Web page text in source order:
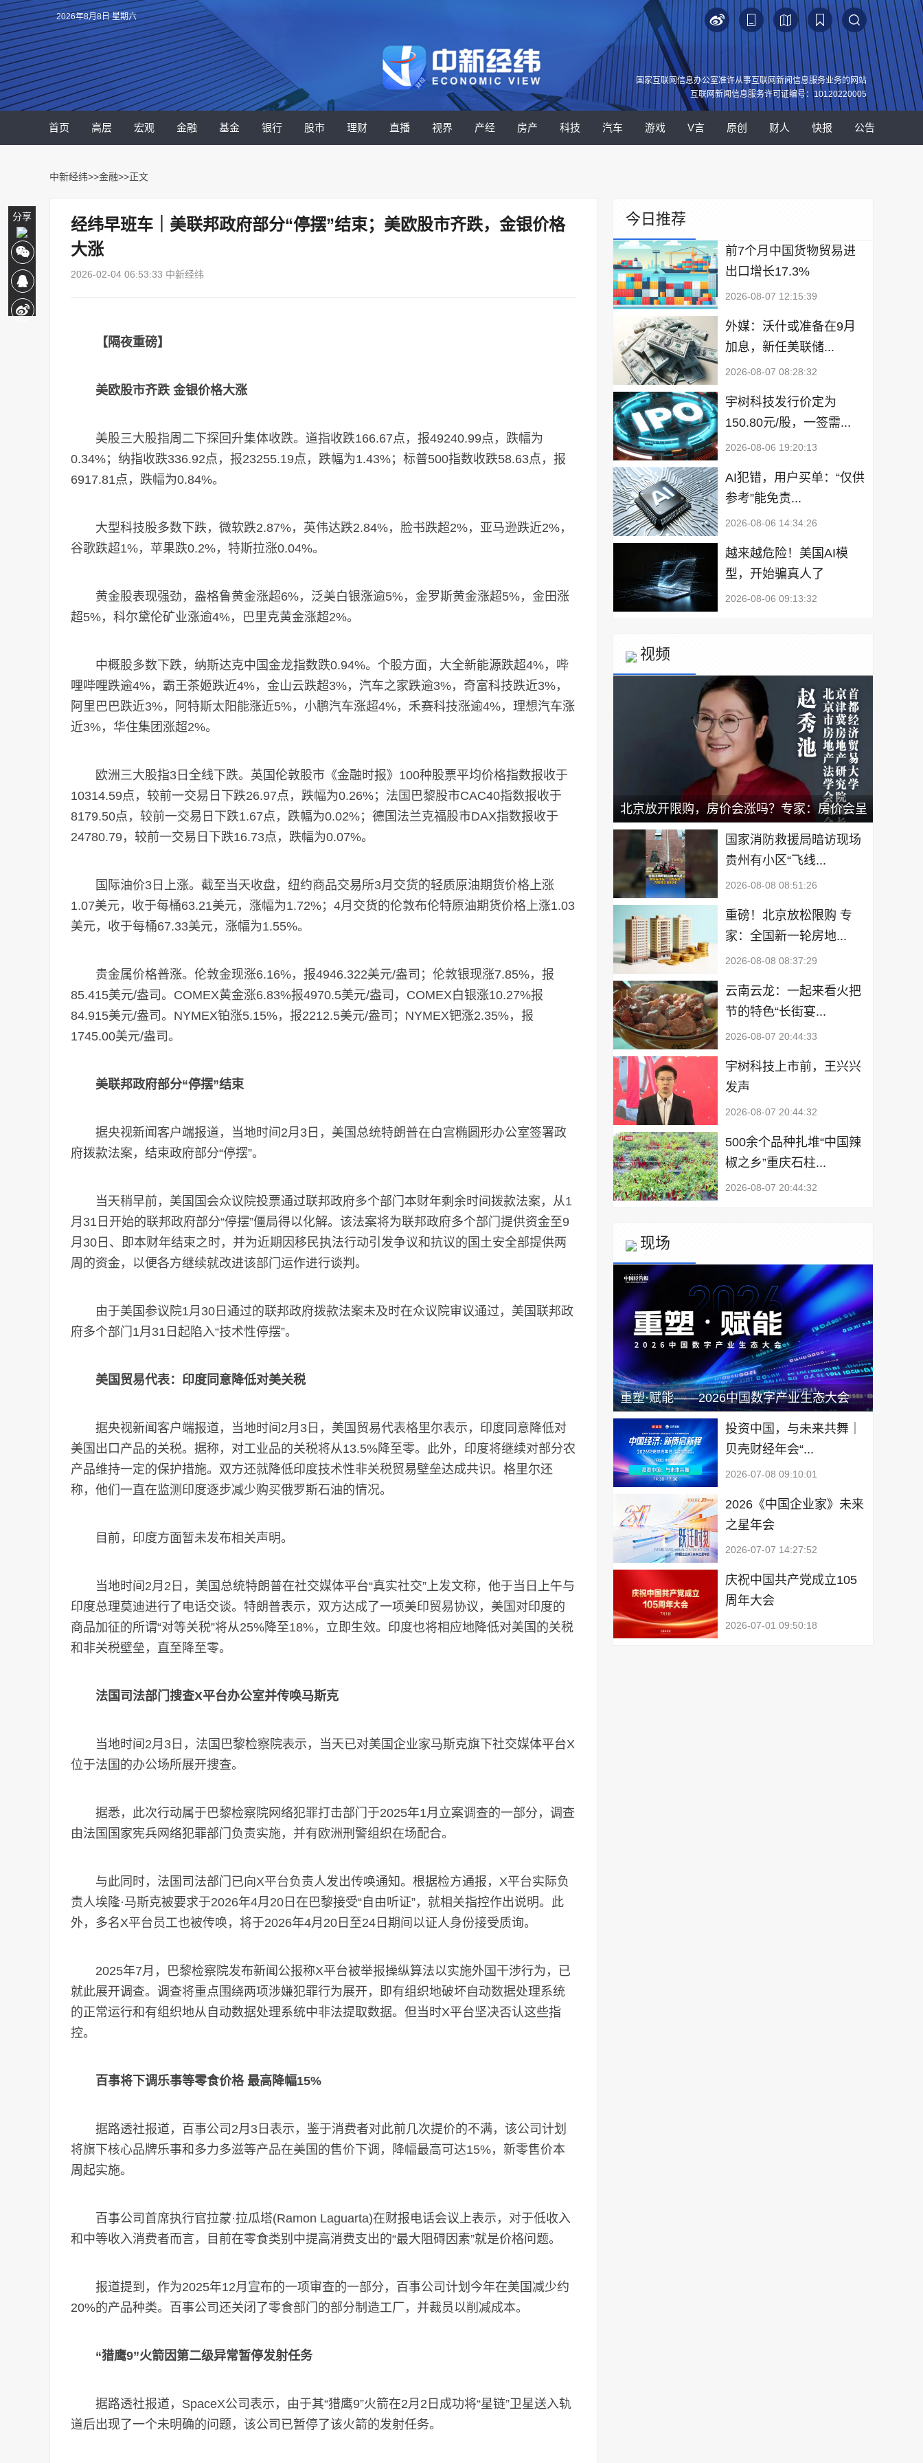
分享
2026年8月8日 星期六
国家互联网信息办公室准许从事互联网新闻信息服务业务的网站
互联网新闻信息服务许可证编号：10120220005
首页 高层 宏观 金融 基金 银行 股市 理财 直播 视界 产经 房产 科技 汽车 游戏 V言 原创 财人 快报 公告
中新经纬>>金融>>正文
经纬早班车｜美联邦政府部分“停摆”结束；美欧股市齐跌，金银价格
大涨
2026-02-04 06:53:33 中新经纬
【隔夜重磅】
美欧股市齐跌 金银价格大涨
美股三大股指周二下探回升集体收跌。道指收跌166.67点，报49240.99点，跌幅为
0.34%；纳指收跌336.92点，报23255.19点，跌幅为1.43%；标普500指数收跌58.63点，报
6917.81点，跌幅为0.84%。
大型科技股多数下跌，微软跌2.87%，英伟达跌2.84%，脸书跌超2%，亚马逊跌近2%，
谷歌跌超1%，苹果跌0.2%，特斯拉涨0.04%。
黄金股表现强劲，盎格鲁黄金涨超6%，泛美白银涨逾5%，金罗斯黄金涨超5%，金田涨
超5%，科尔黛伦矿业涨逾4%，巴里克黄金涨超2%。
中概股多数下跌，纳斯达克中国金龙指数跌0.94%。个股方面，大全新能源跌超4%，哔
哩哔哩跌逾4%，霸王茶姬跌近4%，金山云跌超3%，汽车之家跌逾3%，奇富科技跌近3%，
阿里巴巴跌近3%，阿特斯太阳能涨近5%，小鹏汽车涨超4%，禾赛科技涨逾4%，理想汽车涨
近3%，华住集团涨超2%。
欧洲三大股指3日全线下跌。英国伦敦股市《金融时报》100种股票平均价格指数报收于
10314.59点，较前一交易日下跌26.97点，跌幅为0.26%；法国巴黎股市CAC40指数报收于
8179.50点，较前一交易日下跌1.67点，跌幅为0.02%；德国法兰克福股市DAX指数报收于
24780.79，较前一交易日下跌16.73点，跌幅为0.07%。
国际油价3日上涨。截至当天收盘，纽约商品交易所3月交货的轻质原油期货价格上涨
1.07美元，收于每桶63.21美元，涨幅为1.72%；4月交货的伦敦布伦特原油期货价格上涨1.03
美元，收于每桶67.33美元，涨幅为1.55%。
贵金属价格普涨。伦敦金现涨6.16%，报4946.322美元/盎司；伦敦银现涨7.85%，报
85.415美元/盎司。COMEX黄金涨6.83%报4970.5美元/盎司，COMEX白银涨10.27%报
84.915美元/盎司。NYMEX铂涨5.15%，报2212.5美元/盎司；NYMEX钯涨2.35%，报
1745.00美元/盎司。
美联邦政府部分“停摆”结束
据央视新闻客户端报道，当地时间2月3日，美国总统特朗普在白宫椭圆形办公室签署政
府拨款法案，结束政府部分“停摆”。
当天稍早前，美国国会众议院投票通过联邦政府多个部门本财年剩余时间拨款法案，从1
月31日开始的联邦政府部分“停摆”僵局得以化解。该法案将为联邦政府多个部门提供资金至9
月30日、即本财年结束之时，并为近期因移民执法行动引发争议和抗议的国土安全部提供两
周的资金，以便各方继续就改进该部门运作进行谈判。
由于美国参议院1月30日通过的联邦政府拨款法案未及时在众议院审议通过，美国联邦政
府多个部门1月31日起陷入“技术性停摆”。
美国贸易代表：印度同意降低对美关税
据央视新闻客户端报道，当地时间2月3日，美国贸易代表格里尔表示，印度同意降低对
美国出口产品的关税。据称，对工业品的关税将从13.5%降至零。此外，印度将继续对部分农
产品维持一定的保护措施。双方还就降低印度技术性非关税贸易壁垒达成共识。格里尔还
称，他们一直在监测印度逐步减少购买俄罗斯石油的情况。
目前，印度方面暂未发布相关声明。
当地时间2月2日，美国总统特朗普在社交媒体平台“真实社交”上发文称，他于当日上午与
印度总理莫迪进行了电话交谈。特朗普表示，双方达成了一项美印贸易协议，美国对印度的
商品加征的所谓“对等关税”将从25%降至18%，立即生效。印度也将相应地降低对美国的关税
和非关税壁垒，直至降至零。
法国司法部门搜查X平台办公室并传唤马斯克
当地时间2月3日，法国巴黎检察院表示，当天已对美国企业家马斯克旗下社交媒体平台X
位于法国的办公场所展开搜查。
据悉，此次行动属于巴黎检察院网络犯罪打击部门于2025年1月立案调查的一部分，调查
由法国国家宪兵网络犯罪部门负责实施，并有欧洲刑警组织在场配合。
与此同时，法国司法部门已向X平台负责人发出传唤通知。根据检方通报，X平台实际负
责人埃隆·马斯克被要求于2026年4月20日在巴黎接受“自由听证”，就相关指控作出说明。此
外，多名X平台员工也被传唤，将于2026年4月20日至24日期间以证人身份接受质询。
2025年7月，巴黎检察院发布新闻公报称X平台被举报操纵算法以实施外国干涉行为，已
就此展开调查。调查将重点围绕两项涉嫌犯罪行为展开，即有组织地破坏自动数据处理系统
的正常运行和有组织地从自动数据处理系统中非法提取数据。但当时X平台坚决否认这些指
控。
百事将下调乐事等零食价格 最高降幅15%
据路透社报道，百事公司2月3日表示，鉴于消费者对此前几次提价的不满，该公司计划
将旗下核心品牌乐事和多力多滋等产品在美国的售价下调，降幅最高可达15%，新零售价本
周起实施。
百事公司首席执行官拉蒙·拉瓜塔(Ramon Laguarta)在财报电话会议上表示，对于低收入
和中等收入消费者而言，目前在零食类别中提高消费支出的“最大阻碍因素”就是价格问题。
报道提到，作为2025年12月宣布的一项审查的一部分，百事公司计划今年在美国减少约
20%的产品种类。百事公司还关闭了零食部门的部分制造工厂，并裁员以削减成本。
“猎鹰9”火箭因第二级异常暂停发射任务
据路透社报道，SpaceX公司表示，由于其“猎鹰9”火箭在2月2日成功将“星链”卫星送入轨
道后出现了一个未明确的问题，该公司已暂停了该火箭的发射任务。
今日推荐
前7个月中国货物贸易进
出口增长17.3%
2026-08-07 12:15:39
外媒：沃什或准备在9月
加息，新任美联储...
2026-08-07 08:28:32
宇树科技发行价定为
150.80元/股，一签需...
2026-08-06 19:20:13
AI犯错，用户买单：“仅供
参考”能免责...
2026-08-06 14:34:26
越来越危险！美国AI模
型，开始骗真人了
2026-08-06 09:13:32
视频
北京放开限购，房价会涨吗？专家：房价会呈
现小幅上涨，新政有利于二手房出售｜宅男财
经
国家消防救援局暗访现场
贵州有小区“飞线...
2026-08-08 08:51:26
重磅！北京放松限购 专
家：全国新一轮房地...
2026-08-08 08:37:29
云南云龙：一起来看火把
节的特色“长街宴...
2026-08-07 20:44:33
宇树科技上市前，王兴兴
发声
2026-08-07 20:44:32
500余个品种扎堆“中国辣
椒之乡”重庆石柱...
2026-08-07 20:44:32
现场
重塑·赋能——2026中国数字产业生态大会
投资中国，与未来共舞｜
贝壳财经年会“...
2026-07-08 09:10:01
2026《中国企业家》未来
之星年会
2026-07-07 14:27:52
庆祝中国共产党成立105
周年大会
2026-07-01 09:50:18